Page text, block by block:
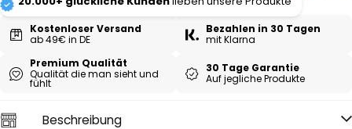
Kostenloser Versand
ab 49€ in DE
Bezahlen in 30 Tagen
mit Klarna
Premium Qualität
Qualität die man sieht und
fühlt
30 Tage Garantie
Auf jegliche Produkte
Beschreibung